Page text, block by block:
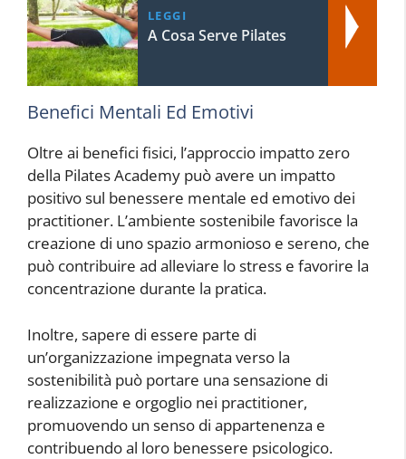
LEGGI
A Cosa Serve Pilates
Benefici Mentali Ed Emotivi
Oltre ai benefici fisici, l’approccio impatto zero
della Pilates Academy può avere un impatto
positivo sul benessere mentale ed emotivo dei
practitioner. L’ambiente sostenibile favorisce la
creazione di uno spazio armonioso e sereno, che
può contribuire ad alleviare lo stress e favorire la
concentrazione durante la pratica.
Inoltre, sapere di essere parte di
un’organizzazione impegnata verso la
sostenibilità può portare una sensazione di
realizzazione e orgoglio nei practitioner,
promuovendo un senso di appartenenza e
contribuendo al loro benessere psicologico.